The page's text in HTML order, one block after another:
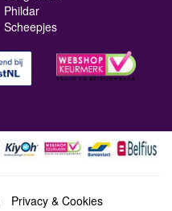
Phildar
Scheepjes
Privacy & Cookies